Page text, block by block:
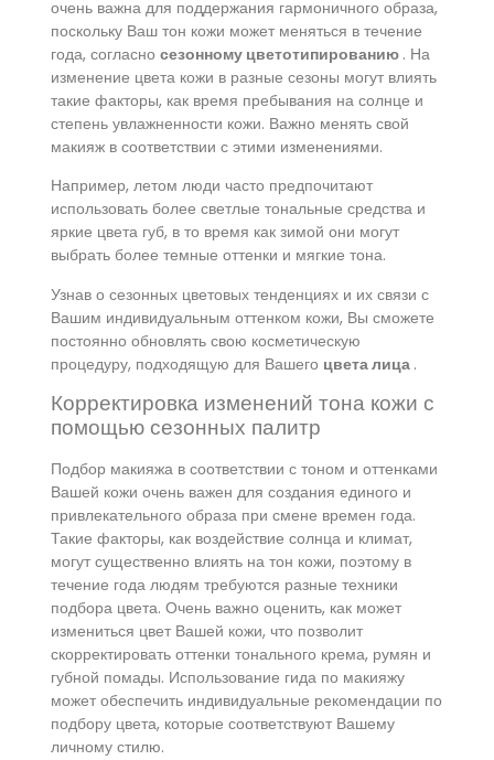
очень важна для поддержания гармоничного образа,
поскольку Ваш тон кожи может меняться в течение
года, согласно сезонному цветотипированию . На
изменение цвета кожи в разные сезоны могут влиять
такие факторы, как время пребывания на солнце и
степень увлажненности кожи. Важно менять свой
макияж в соответствии с этими изменениями.
Например, летом люди часто предпочитают
использовать более светлые тональные средства и
яркие цвета губ, в то время как зимой они могут
выбрать более темные оттенки и мягкие тона.
Узнав о сезонных цветовых тенденциях и их связи с
Вашим индивидуальным оттенком кожи, Вы сможете
постоянно обновлять свою косметическую
процедуру, подходящую для Вашего цвета лица .
Корректировка изменений тона кожи с
помощью сезонных палитр
Подбор макияжа в соответствии с тоном и оттенками
Вашей кожи очень важен для создания единого и
привлекательного образа при смене времен года.
Такие факторы, как воздействие солнца и климат,
могут существенно влиять на тон кожи, поэтому в
течение года людям требуются разные техники
подбора цвета. Очень важно оценить, как может
измениться цвет Вашей кожи, что позволит
скорректировать оттенки тонального крема, румян и
губной помады. Использование гида по макияжу
может обеспечить индивидуальные рекомендации по
подбору цвета, которые соответствуют Вашему
личному стилю.